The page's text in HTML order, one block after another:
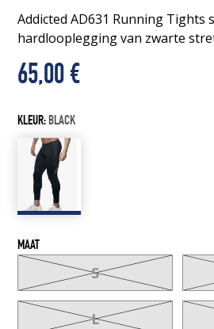
Addicted AD631 Running Tights
hardlooplegging van zwarte
65,00€
KLEUR:BLACK
MAAT
S
L